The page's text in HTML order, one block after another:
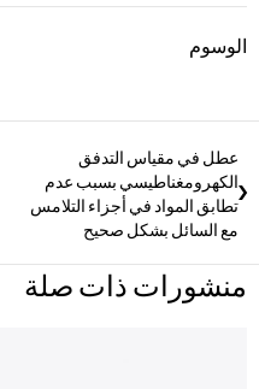
الوسوم
عطل في مقياس التدفق
الكهرومغناطيسي بسبب عدم
تطابق المواد في أجزاء التلامس
مع السائل بشكل صحيح
منشورات ذات صلة